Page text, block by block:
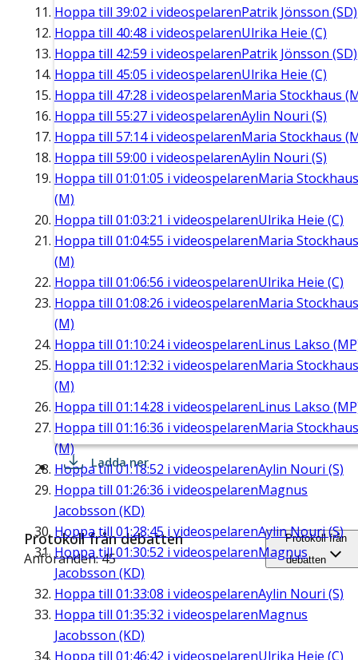
Hoppa till 39:02 i videospelarenPatrik Jönsson (SD)
Hoppa till 40:48 i videospelarenUlrika Heie (C)
Hoppa till 42:59 i videospelarenPatrik Jönsson (SD)
Hoppa till 45:05 i videospelarenUlrika Heie (C)
Hoppa till 47:28 i videospelarenMaria Stockhaus
Hoppa till 55:27 i videospelarenAylin Nouri (S)
Hoppa till 57:14i videospelarenMaria Stockhaus
Hoppa till 59:00 i videospelarenAylin Nouri (S)
Hoppa till 01:01:05 i videospelarenMaria Stockhaus
(M)
Hoppa till 01:03:21 i videospelarenUlrika Heie (C)
Hoppa till 01:04:55 i videospelarenMaria Stockhaus
(M)
Hoppa till 01:06:56 i videospelarenUlrika Heie (C)
Hoppa till 01:08:26 i videospelarenMaria Stockhaus
(M)
Hoppa till 01:10:24i videospelarenLinus Lakso
Hoppa till 01:12:32 i videospelarenMaria Stockhaus
(M)
Hoppa till 01:14:28 i videospelarenLinus Lakso
Hoppa till 01:16:36 i videospelarenMaria Stockhaus
(M)
Hoppa till01:18:52 i videospelarenAylin Nouri (S)
Hoppa till 01:26:36 i videospelarenMagnus
Jacobsson (KD)
Hoppa till 01:28:45 i videospelarenAylin Nouri (S)
Hoppa till01:30:52 i videospelarenMagnus
Jacobsson (KD)
Hoppa till 01:33:08 i videospelarenAylin Nouri (S)
Hoppa till 01:35:32 i videospelarenMagnus
Jacobsson (KD)
Hoppa till 01:46:42 i videospelarenUlrika Heie (C)
Ladda ner
Protokoll från debatten
Anföranden: 45
Protokoll från
debatten